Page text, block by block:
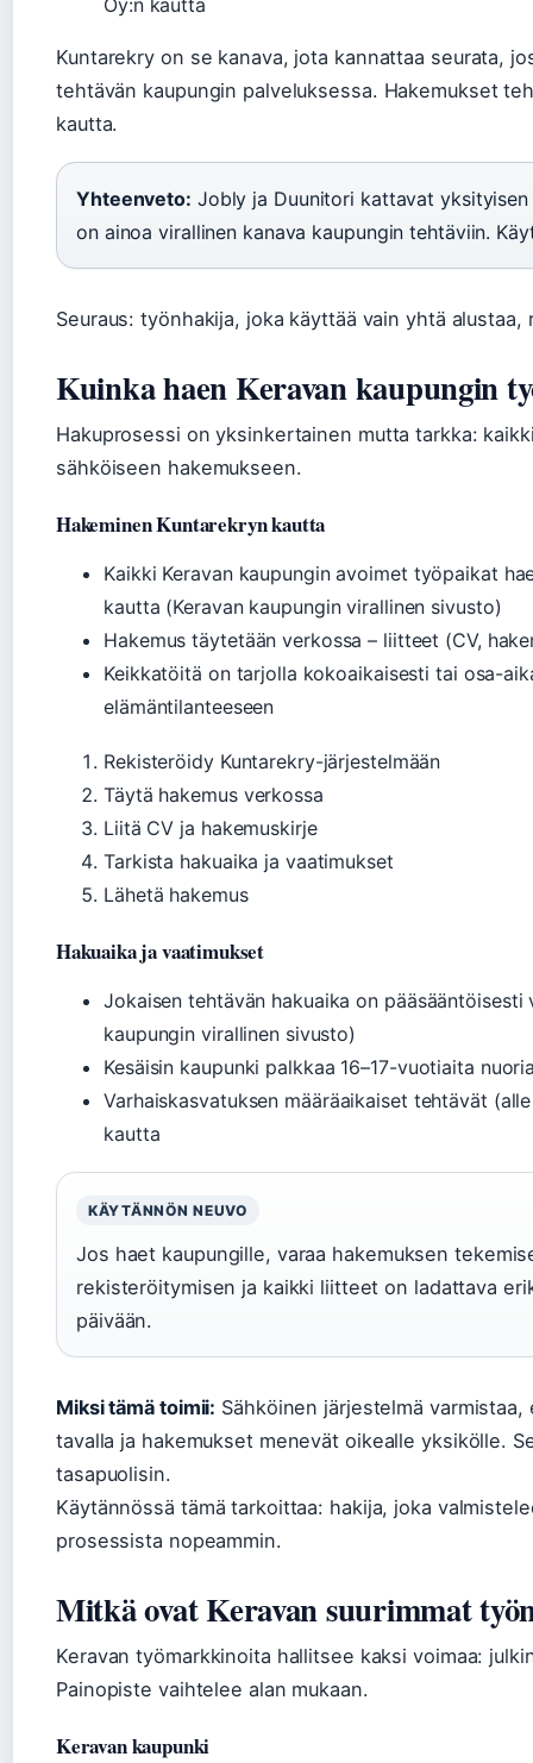
Oy:n kautta
Kuntarekry on se kanava, jota kannattaa seurata,
tehtävän kaupungin palveluksessa. Hakemukset
kautta.
Yhteenveto: Jobly ja Duunitori kattavat
on ainoa virallinen kanava kaupungin tehtäviin.
Seuraus: työnhakija, joka käyttää vain yhtä
Kuinka haen Keravan kaupungin
Hakuprosessi on yksinkertainen mutta tarkka:
sähköiseen hakemukseen.
Hakeminen Kuntarekryn kautta
Kaikki Keravan kaupungin avoimet työpaikat
kautta (Keravan kaupungin virallinen sivusto)
Hakemus täytetään verkossa – liitteet (CV,
Keikkatöitä on tarjolla kokoaikaisesti tai osa-
elämäntilanteeseen
Rekisteröidy Kuntarekry-järjestelmään
Täytä hakemus verkossa
Liitä CV ja hakemuskirje
Tarkista hakuaika ja vaatimukset
Lähetä hakemus
Hakuaika ja vaatimukset
Jokaisen tehtävän hakuaika on
kaupungin virallinen sivusto)
Kesäisin kaupunki palkkaa 16–17-vuotiaita
Varhaiskasvatuksen määräaikaiset tehtävät
kautta
KÄYTÄNNÖN NEUVO
Jos haet kaupungille, varaa hakemuksen
rekisteröitymisen ja kaikki liitteet on ladattava
päivään.
Miksi tämä toimii: Sähköinen järjestelmä
tavalla ja hakemukset menevät oikealle yksikölle.
tasapuolisin.
Käytännössä tämä tarkoittaa: hakija, joka
prosessista nopeammin.
Mitkä ovat Keravan suurimmat
Keravan työmarkkinoita hallitsee kaksi voimaa:
Painopiste vaihtelee alan mukaan.
Keravan kaupunki